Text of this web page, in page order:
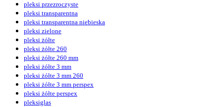
pleksi przezroczyste
pleksi transparentna
pleksi transparentna niebieska
pleksi zielone
pleksi żółte
pleksi żółte 260
pleksi żółte 260 mm
pleksi żółte 3 mm
pleksi żółte 3 mm 260
pleksi żółte 3 mm perspex
pleksi żółte perspex
pleksiglas